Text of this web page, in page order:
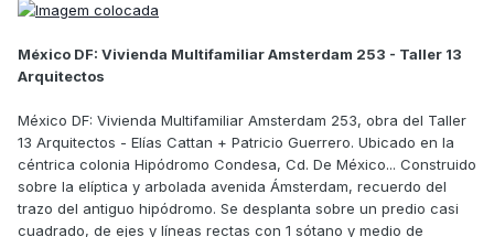
México DF: Vivienda Multifamiliar Amsterdam 253 - Taller 13
Arquitectos
México DF: Vivienda Multifamiliar Amsterdam 253, obra del Taller
13 Arquitectos - Elías Cattan + Patricio Guerrero. Ubicado en la
céntrica colonia Hipódromo Condesa, Cd. De México... Construido
sobre la elíptica y arbolada avenida Ámsterdam, recuerdo del
trazo del antiguo hipódromo. Se desplanta sobre un predio casi
cuadrado, de ejes y líneas rectas con 1 sótano y medio de